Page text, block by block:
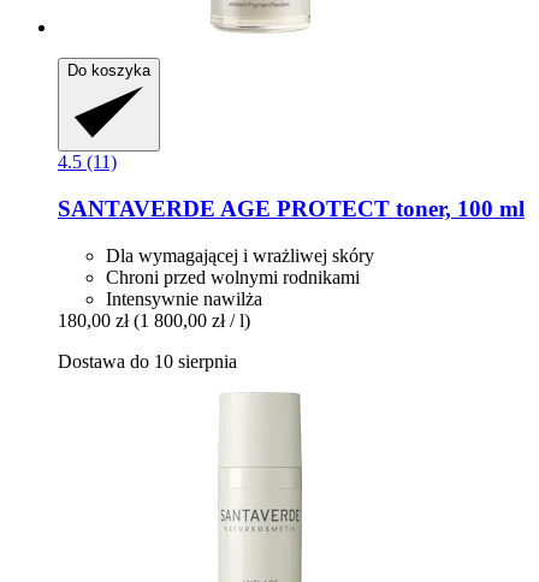
Do koszyka
4.5 (11)
SANTAVERDE AGE PROTECT toner, 100 ml
Dla wymagającej i wrażliwej skóry
Chroni przed wolnymi rodnikami
Intensywnie nawilża
180,00 zł (1 800,00 zł / l)
Dostawa do 10 sierpnia